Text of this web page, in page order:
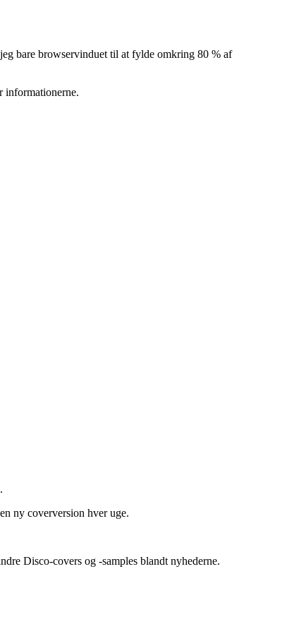
bare browservinduet til at fylde omkring 80 % af
informationerne.
ny coverversion hver uge.
Disco-covers og -samples blandt nyhederne.